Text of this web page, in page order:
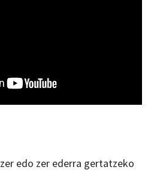
edo zer ederra gertatzeko